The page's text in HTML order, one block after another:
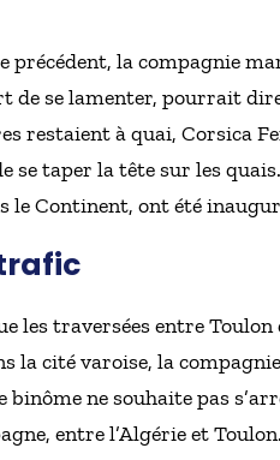
précédent, la compagnie
de se lamenter, pourrait
restaient à quai, Corsica
se taper la tête sur les
le Continent, ont été
les traversées entre
la cité varoise, la
ne souhaite pas
entre l’Algérie et